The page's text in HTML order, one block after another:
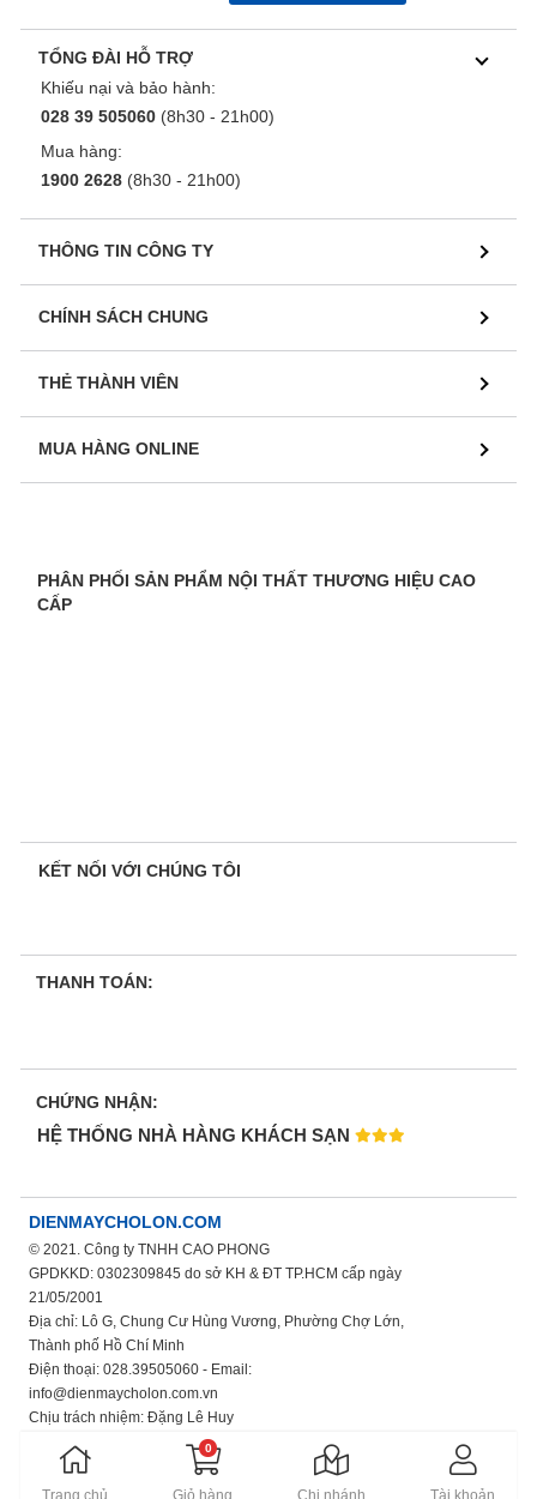
TỔNG ĐÀI HỖ TRỢ
Khiếu nại và bảo hành:
028 39 505060 (8h30 - 21h00)
Mua hàng:
1900 2628 (8h30 - 21h00)
THÔNG TIN CÔNG TY
CHÍNH SÁCH CHUNG
THẺ THÀNH VIÊN
MUA HÀNG ONLINE
PHÂN PHỐI SẢN PHẨM NỘI THẤT THƯƠNG HIỆU CAO
CẤP
HỆ THỐNG NHÀ HÀNG KHÁCH SẠN
KẾT NỐI VỚI CHÚNG TÔI
THANH TOÁN:
CHỨNG NHẬN:
DIENMAYCHOLON.COM
© 2021. Công ty TNHH CAO PHONG
GPDKKD: 0302309845 do sở KH & ĐT TP.HCM cấp ngày
21/05/2001
Địa chỉ: Lô G, Chung Cư Hùng Vương, Phường Chợ Lớn,
Thành phố Hồ Chí Minh
Điện thoại: 028.39505060 - Email:
info@dienmaycholon.com.vn
Chịu trách nhiệm: Đặng Lê Huy
Xem thêm chính sách bảo mật thông tin
Trang chủ
0
Giỏ hàng Chi nhánh Tài khoản